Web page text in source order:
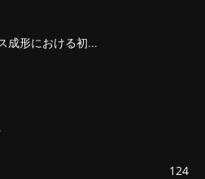
成形における初...
124